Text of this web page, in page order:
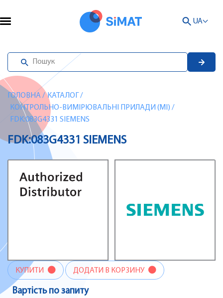
UA
ГОЛОВНА/ КАТАЛОГ /
КОНТРОЛЬНО-ВИМІРЮВАЛЬНІ ПРИЛАДИ (MI) /
FDK:083G4331 SIEMENS
FDK:083G4331 SIEMENS
КУПИТИ ДОДАТИ В КОРЗИНУ
Вартість по запиту